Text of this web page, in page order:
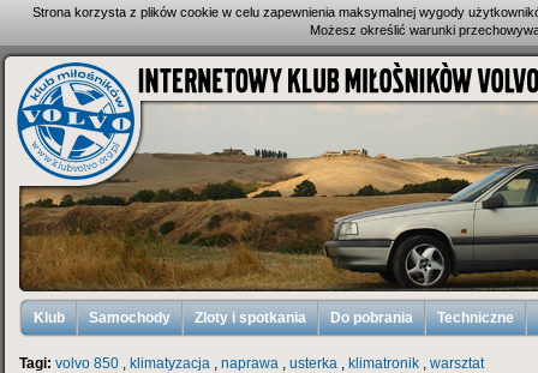
Strona korzysta z plików cookie w celu zapewnienia maksymalnej wygody
Możesz określić warunki
Klub Samochody Zloty i spotkania Do pobrania Techniczne
Tagi: volvo 850 , klimatyzacja , naprawa , usterka , klimatronik , warsztat